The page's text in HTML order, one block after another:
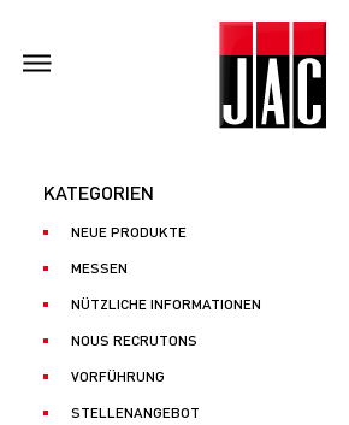
KATEGORIEN
NEUE PRODUKTE
MESSEN
NÜTZLICHE INFORMATIONEN
NOUS RECRUTONS
VORFÜHRUNG
STELLENANGEBOT